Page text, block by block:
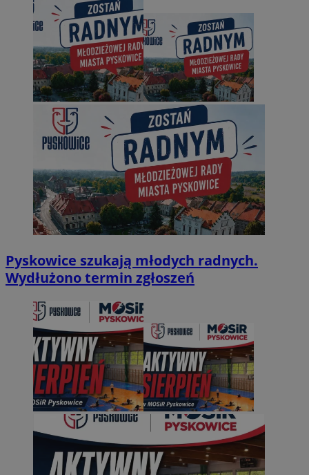
Pyskowice szukają młodych radnych.
Wydłużono termin zgłoszeń